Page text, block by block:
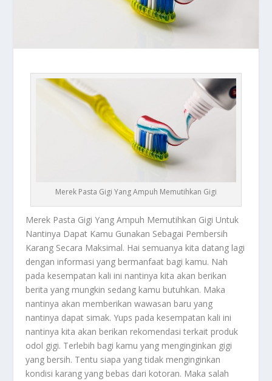
Merek Pasta Gigi Yang Ampuh Memutihkan Gigi
Merek Pasta Gigi Yang Ampuh Memutihkan Gigi Untuk
Nantinya Dapat Kamu Gunakan Sebagai Pembersih
Karang Secara Maksimal. Hai semuanya kita datang lagi
dengan informasi yang bermanfaat bagi kamu. Nah
pada kesempatan kali ini nantinya kita akan berikan
berita yang mungkin sedang kamu butuhkan. Maka
nantinya akan memberikan wawasan baru yang
nantinya dapat simak. Yups pada kesempatan kali ini
nantinya kita akan berikan rekomendasi terkait produk
odol gigi. Terlebih bagi kamu yang menginginkan gigi
yang bersih. Tentu siapa yang tidak menginginkan
kondisi karang yang bebas dari kotoran. Maka salah